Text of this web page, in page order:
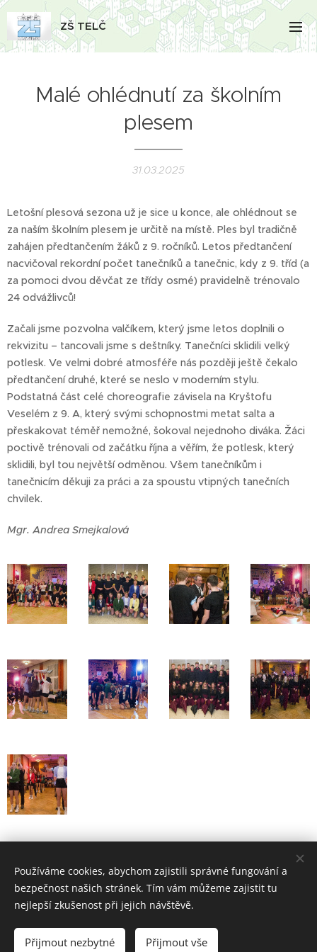
ZŠ TELČ
Malé ohlédnutí za školním
plesem
31.03.2025
Letošní plesová sezona už je sice u konce, ale ohlédnout se
za naším školním plesem je určitě na místě. Ples byl tradičně
zahájen předtančením žáků z 9. ročníků. Letos předtančení
nacvičoval rekordní počet tanečníků a tanečnic, kdy z 9. tříd (a
za pomoci dvou děvčat ze třídy osmé) pravidelně trénovalo
24 odvážlivců!
Začali jsme pozvolna valčíkem, který jsme letos doplnili o
rekvizitu – tancovali jsme s deštníky. Tanečníci sklidili velký
potlesk. Ve velmi dobré atmosféře nás později ještě čekalo
předtančení druhé, které se neslo v moderním stylu.
Podstatná část celé choreografie závisela na Kryštofu
Veselém z 9. A, který svými schopnostmi metat salta a
přeskakovat téměř nemožné, šokoval nejednoho diváka. Žáci
poctivě trénovali od začátku října a věřím, že potlesk, který
sklidili, byl tou největší odměnou. Všem tanečníkům i
tanečnicím děkuji za práci a za spoustu vtipných tanečních
chvilek.
Mgr. Andrea Smejkalová
Malé ohlédnutí za školním plesem
ZŠ Telč - bloxx.cz
Používáme cookies, abychom zajistili správné fungování a
bezpečnost našich stránek. Tím vám můžeme zajistit tu
nejlepší zkušenost při jejich návštěvě.
Přijmout nezbytné Přijmout vše